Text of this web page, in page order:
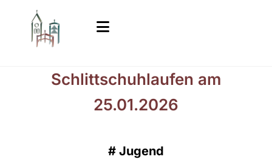
Schlittschuhlaufen am
25.01.2026
# Jugend